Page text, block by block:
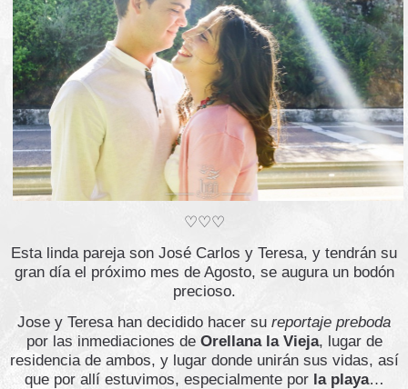
♡♡♡
Esta linda pareja son José Carlos y Teresa, y tendrán su
gran día el próximo mes de Agosto, se augura un bodón
precioso.
Jose y Teresa han decidido hacer su reportaje preboda
por las inmediaciones de Orellana la Vieja, lugar de
residencia de ambos, y lugar donde unirán sus vidas, así
que por allí estuvimos, especialmente por la playa…